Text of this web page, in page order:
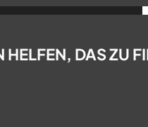
HELFEN, DAS ZU